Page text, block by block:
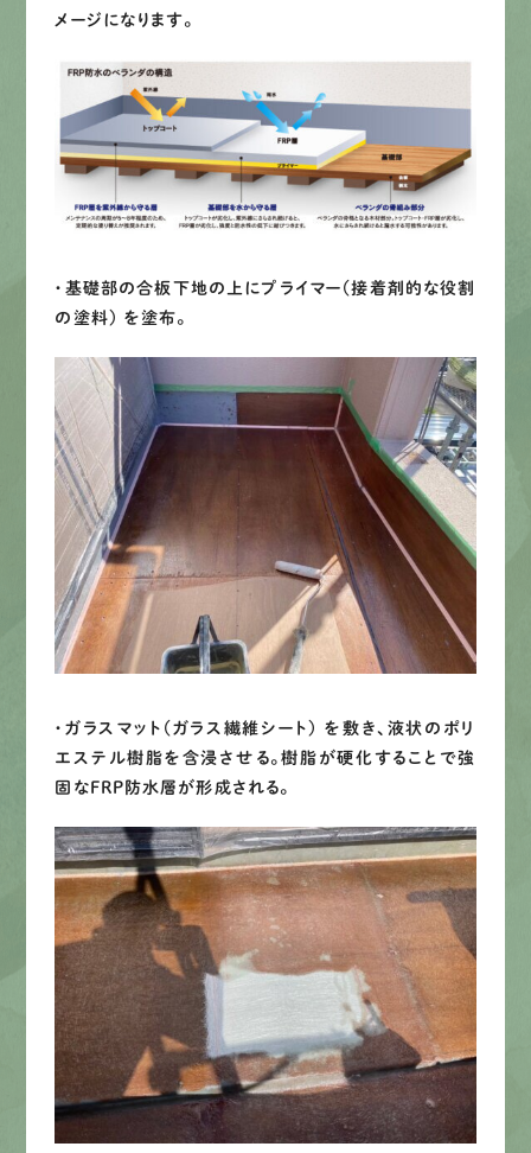
メージになります。
・基礎部の合板下地の上にプライマー（接着剤的な役割
の塗料） を塗布。
・ガラスマット（ガラス繊維シート） を敷き、液状のポリ
エステル樹脂を含浸させる。樹脂が硬化することで強
固なFRP防水層が形成される。